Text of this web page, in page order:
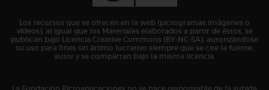
Los recursos que se ofrecen en la web (pictogramas,imágenes o
vídeos), al igual que los Materiales elaborados a partir de éstos, se
publican bajo Licencia Creative Commons (BY-NC-SA), autorizándose
su uso para fines sin ánimo lucrativo siempre que se cite la fuente,
autor y se compartan bajo la misma licencia.